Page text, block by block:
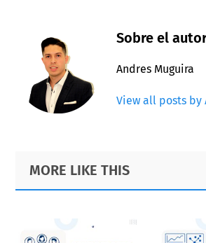
Sobre el
Andres Muguira
View all posts by
Primary
Sidebar
Footer
MORE LIKE THIS